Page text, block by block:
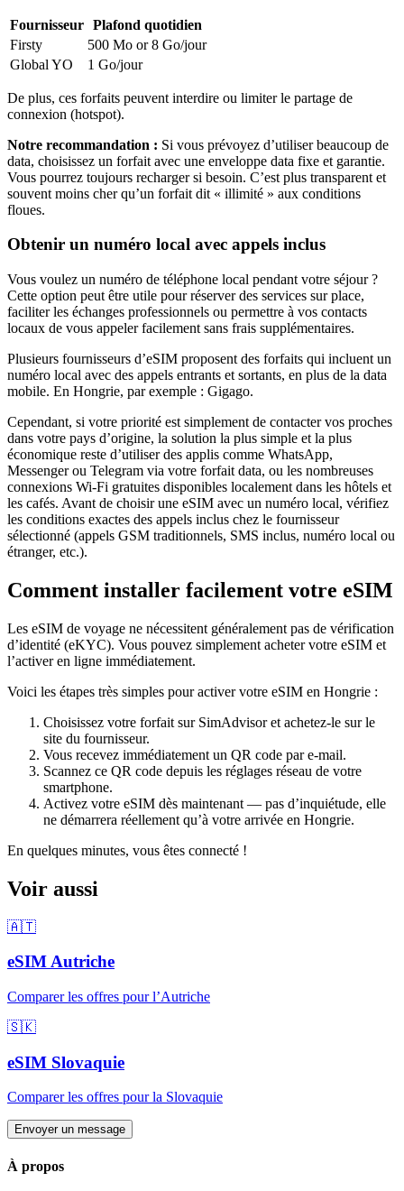
Fournisseur Plafond quotidien
Firsty
500 Mo or 8 Go/jour
Global YO
1 Go/jour
De plus, ces forfaits peuvent interdire ou limiter le partage de
connexion (hotspot).
Notre recommandation : Si vous prévoyez d’utiliser beaucoup de
data, choisissez un forfait avec une enveloppe data fixe et garantie.
Vous pourrez toujours recharger si besoin. C’est plus transparent et
souvent moins cher qu’un forfait dit « illimité » aux conditions
floues.
Obtenir un numéro local avec appels inclus
Vous voulez un numéro de téléphone local pendant votre séjour ?
Cette option peut être utile pour réserver des services sur place,
faciliter les échanges professionnels ou permettre à vos contacts
locaux de vous appeler facilement sans frais supplémentaires.
Plusieurs fournisseurs d’eSIM proposent des forfaits qui incluent un
numéro local avec des appels entrants et sortants, en plus de la data
mobile. En Hongrie, par exemple : Gigago.
Cependant, si votre priorité est simplement de contacter vos proches
dans votre pays d’origine, la solution la plus simple et la plus
économique reste d’utiliser des applis comme WhatsApp,
Messenger ou Telegram via votre forfait data, ou les nombreuses
connexions Wi‑Fi gratuites disponibles localement dans les hôtels et
les cafés. Avant de choisir une eSIM avec un numéro local, vérifiez
les conditions exactes des appels inclus chez le fournisseur
sélectionné (appels GSM traditionnels, SMS inclus, numéro local ou
étranger, etc.).
Comment installer facilement votre eSIM
Les eSIM de voyage ne nécessitent généralement pas de vérification
d’identité (eKYC). Vous pouvez simplement acheter votre eSIM et
l’activer en ligne immédiatement.
Voici les étapes très simples pour activer votre eSIM en Hongrie :
Choisissez votre forfait sur SimAdvisor et achetez-le sur le
site du fournisseur.
Vous recevez immédiatement un QR code par e-mail.
Scannez ce QR code depuis les réglages réseau de votre
smartphone.
Activez votre eSIM dès maintenant — pas d’inquiétude, elle
ne démarrera réellement qu’à votre arrivée en Hongrie.
En quelques minutes, vous êtes connecté !
Voir aussi
🇦🇹
eSIMAutriche
Comparer les offres pourl’Autriche
🇸🇰
eSIM Slovaquie
Comparer les offres pourla Slovaquie
Envoyer un message
À propos